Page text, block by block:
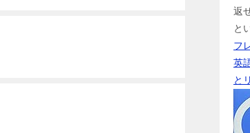
返
と
フ
英
と